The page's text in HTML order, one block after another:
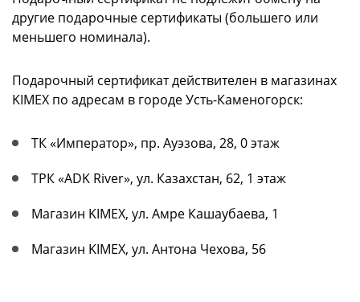
другие подарочные сертификаты (большего или
меньшего номинала).
Подарочный сертификат действителен в магазинах
KIMEX по адресам в городе Усть-Каменогорск:
ТК «Император», пр. Ауэзова, 28, 0 этаж
ТРК «ADK River», ул. Казахстан, 62, 1 этаж
Магазин KIMEX, ул. Амре Кашаубаева, 1
Магазин KIMEX, ул. Антона Чехова, 56